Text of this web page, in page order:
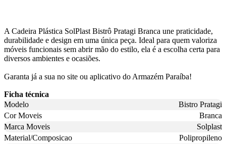
A Cadeira Plástica SolPlast Bistrô Pratagi Branca une praticidade,
durabilidade e design em uma única peça. Ideal para quem valoriza
móveis funcionais sem abrir mão do estilo, ela é a escolha certa para
diversos ambientes e ocasiões.
Garanta já a sua no site ou aplicativo do Armazém Paraíba!
Ficha técnica
Modelo
Bistro Pratagi
Cor Moveis
Branca
Marca Moveis
Solplast
Material/Composicao
Polipropileno